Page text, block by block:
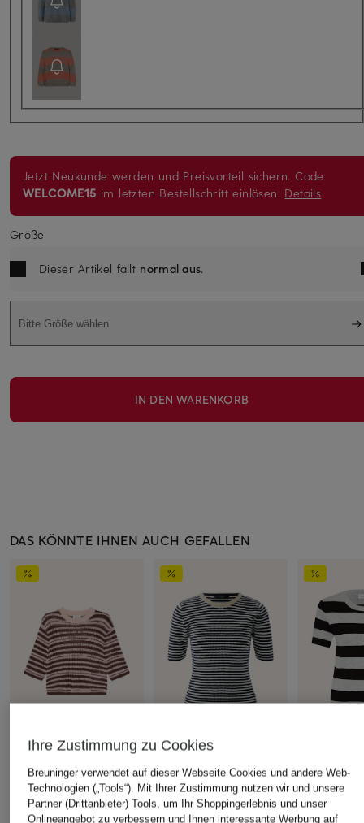
Jetzt Neukunde werden und Preisvorteil sichern. Code
WELCOME15 im letzten Bestellschritt einlösen. Details
Größe
Dieser Artikel fällt normal aus.
Bitte Größe wählen
IN DEN WARENKORB
DAS KÖNNTE IHNEN AUCH GEFALLEN
OPUS
Pullover PUNNY mit
oui
Strickshirt mit Pailletten
darling
Strickshirt
Ihre Zustimmung zu Cookies
Breuninger verwendet auf dieser Webseite Cookies und andere Web-
Technologien („Tools“). Mit Ihrer Zustimmung nutzen wir und unsere
Partner (Drittanbieter) Tools, um Ihr Shoppingerlebnis und unser
Onlineangebot zu verbessern und Ihnen interessante Werbung auf